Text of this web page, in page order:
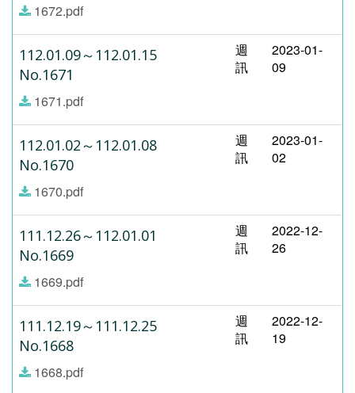
1672.pdf
112.01.09～112.01.15
No.1671
1671.pdf
週
訊
2023-01-
09
112.01.02～112.01.08
No.1670
1670.pdf
週
訊
2023-01-
02
111.12.26～112.01.01
No.1669
1669.pdf
週
訊
2022-12-
26
111.12.19～111.12.25
No.1668
1668.pdf
週
訊
2022-12-
19